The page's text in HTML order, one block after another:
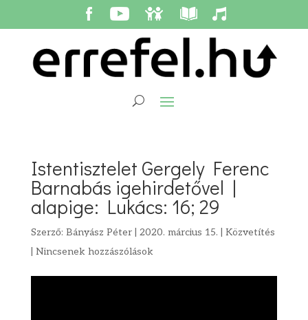
Istentisztelet Gergely Ferenc
Barnabás igehirdetővel |
alapige: Lukács: 16; 29
Szerző: Bányász Péter| 2020. március 15.
Közvetítés
Nincsenek hozzászólások